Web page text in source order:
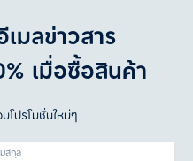
มลข่าวสาร
เมื่อซื้อสินค้า
โปรโมชั่นใหม่ๆ
สกุล